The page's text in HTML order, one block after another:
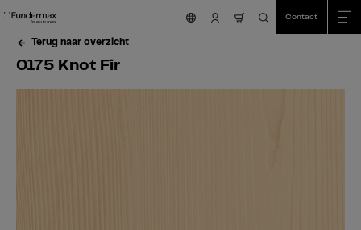
sr.skip-to.main-content
sr.skip-to.table-of-contents
sr.skip-to.main-navigation
nav.cart.item.count
Contact
Terug naar overzicht
0175 Knot Fir